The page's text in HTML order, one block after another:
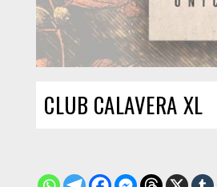
CLUB CALAVERA XL